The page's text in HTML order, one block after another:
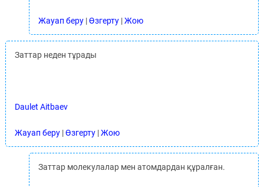
Жауап беру|Өзгерту|Жою
Заттар неден тұрады
Daulet Aitbaev
Жауап беру|Өзгерту|Жою
Заттар молекулалар мен атомдардан құралған.